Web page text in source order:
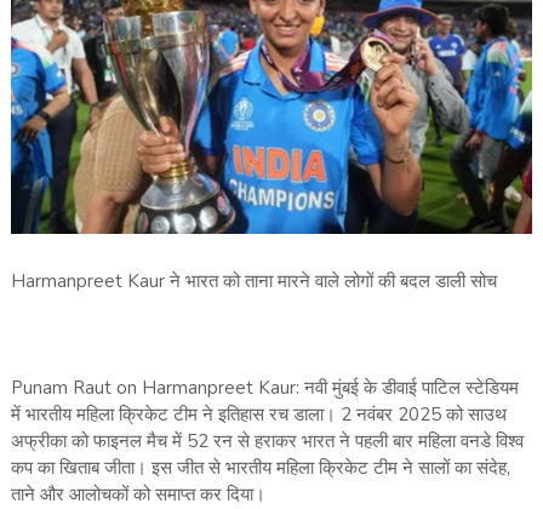
Harmanpreet Kaur ने भारत को ताना मारने वाले लोगों की बदल डाली सोच
Punam Raut on Harmanpreet Kaur: नवी मुंबई के डीवाई पाटिल स्टेडियम
में भारतीय महिला क्रिकेट टीम ने इतिहास रच डाला। 2 नवंबर 2025 को साउथ
अफ्रीका को फाइनल मैच में 52 रन से हराकर भारत ने पहली बार महिला वनडे विश्व
कप का खिताब जीता। इस जीत से भारतीय महिला क्रिकेट टीम ने सालों का संदेह,
ताने और आलोचकों को समाप्त कर दिया।